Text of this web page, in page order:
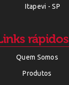
Itapevi - SP
rápidos
Quem Somos
Produtos